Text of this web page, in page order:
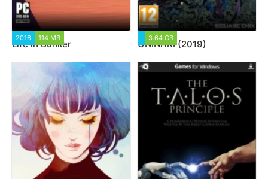
2016 114 MB
Life in Bunker
3.64 GB
ONINAKI (2019)